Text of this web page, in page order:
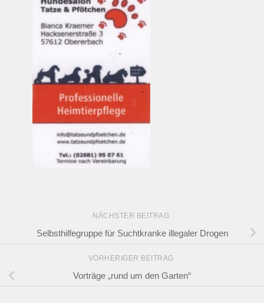
NÄCHSTER BEITRAG
Selbsthilfegruppe für Suchtkranke illegaler Drogen
VORHERIGER BEITRAG
Vorträge „rund um den Garten“